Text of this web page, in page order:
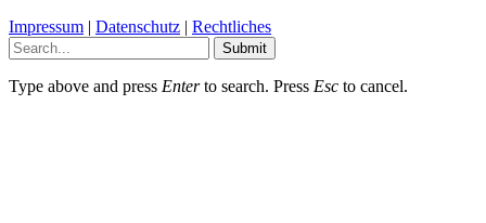
Impressum | Datenschutz | Rechtliches
Submit
Type above and press Enterto search. Press Esc to cancel.